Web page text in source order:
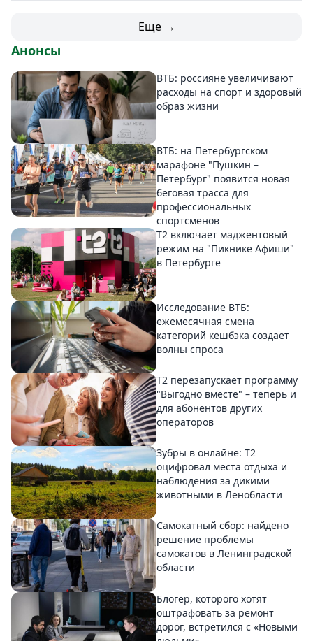
Еще →
Анонсы
ВТБ: россияне увеличивают
расходы на спорт и здоровый
образ жизни
ВТБ: на Петербургском
марафоне "Пушкин –
Петербург" появится новая
беговая трасса для
профессиональных
спортсменов
Т2 включает маджентовый
режим на "Пикнике Афиши"
в Петербурге
Исследование ВТБ:
ежемесячная смена
категорий кешбэка создает
волны спроса
Т2 перезапускает программу
"Выгодно вместе" – теперь и
для абонентов других
операторов
Зубры в онлайне: Т2
оцифровал места отдыха и
наблюдения за дикими
животными в Ленобласти
Самокатный сбор: найдено
решение проблемы
самокатов в Ленинградской
области
Блогер, которого хотят
оштрафовать за ремонт
дорог, встретился с «Новыми